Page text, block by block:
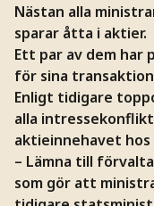
Nästan alla
sparar åtta i aktier.
Ett par av dem har
för sina
Enligt tidigare
alla
aktieinnehavet
– Lämna till
som gör att